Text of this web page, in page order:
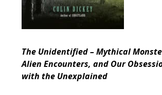
The Uni­den­ti­fied – Myt­hi­cal
Ali­en Enco­un­ters, and Our
with the Une­x­plai­ned